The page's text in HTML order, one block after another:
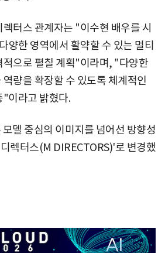
터스 관계자는 "이수현 배우를 시
양한 영역에서 활약할 수 있는 멀티
적으로 펼칠 계획"이라며, "다양한
량을 확장할 수 있도록 체계적인
"이라고 밝혔다.
델 중심의 이미지를 넘어선 방향성
렉터스(M DIRECTORS)'로 변경했